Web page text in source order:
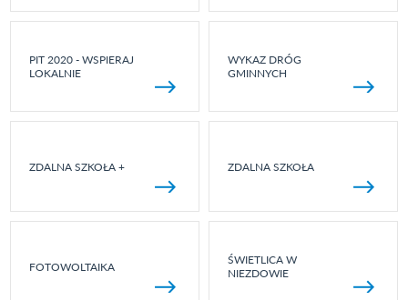
PIT 2020 - WSPIERAJ
LOKALNIE
WYKAZ DRÓG
GMINNYCH
ZDALNA SZKOŁA + ZDALNA SZKOŁA
FOTOWOLTAIKA
ŚWIETLICA W
NIEZDOWIE